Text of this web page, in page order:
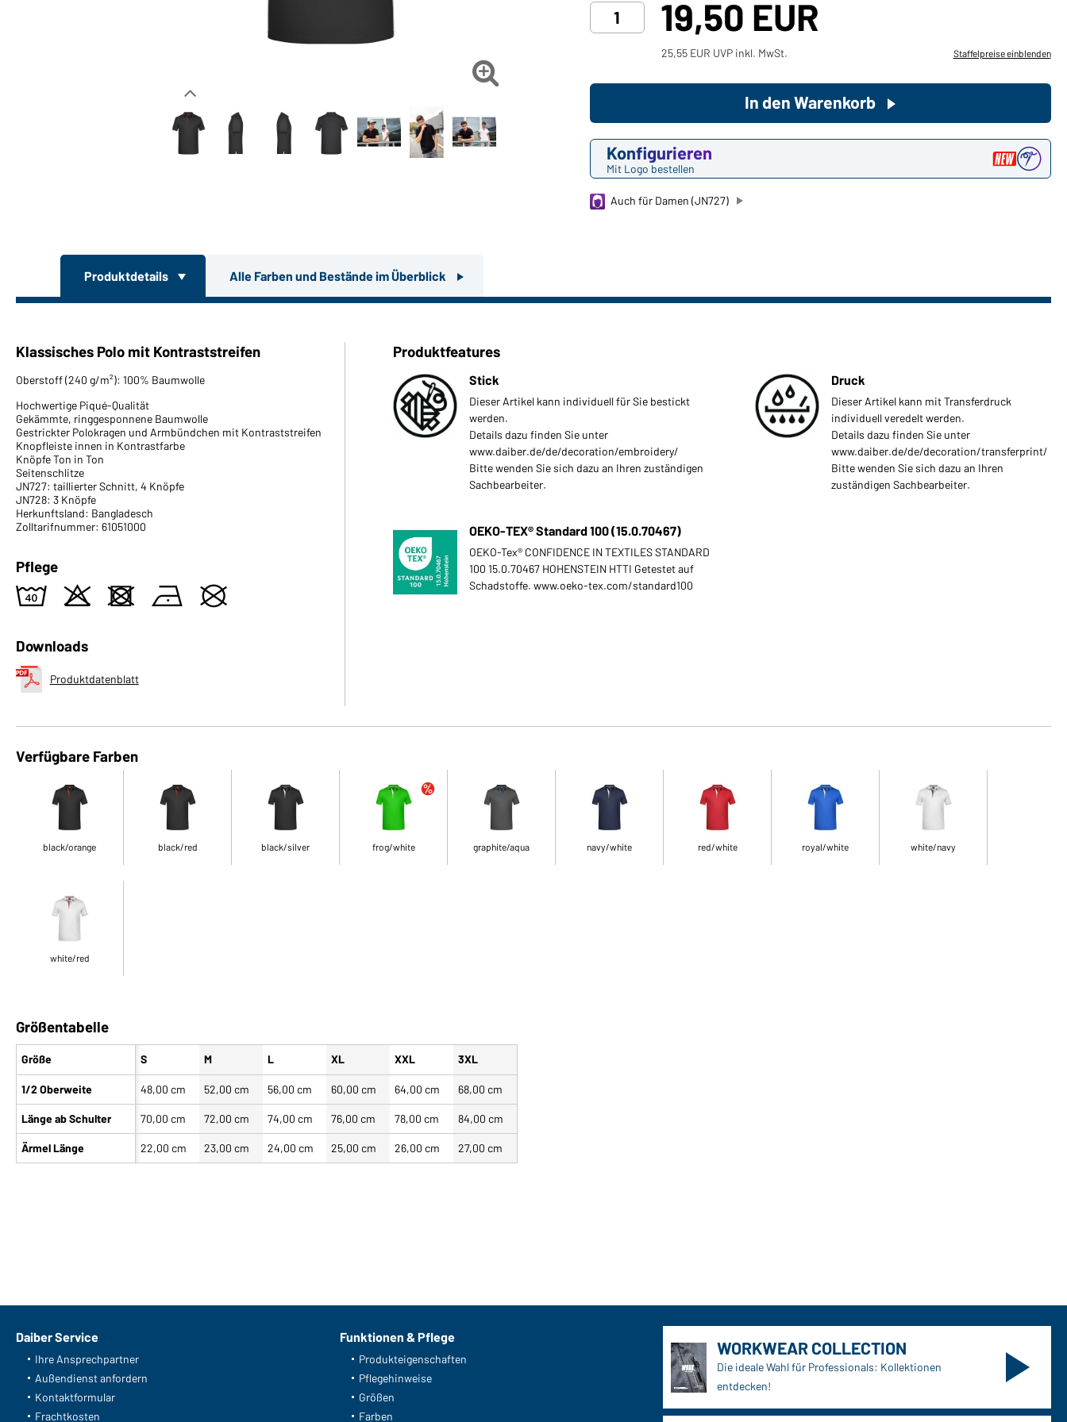
privaten Bedarf einkaufen?
Hier geht's zu unserem
Endkundenshop

19,50 EUR
25,55 EUR UVP inkl. MwSt. Staffelpreise einblenden
Konfigurieren
Mit Logo bestellen
In den Warenkorb
Auch für Damen (JN727)
Produktdetails Alle Farben und Bestände im Überblick
Klassisches Polo mit Kontraststreifen
Oberstoff (240 g/m²): 100% Baumwolle
Hochwertige Piqué-Qualität
Gekämmte, ringgesponnene Baumwolle
Gestrickter Polokragen und Armbündchen mit Kontraststreifen
Knopfleiste innen in Kontrastfarbe
Knöpfe Ton in Ton
Seitenschlitze
JN727: taillierter Schnitt, 4 Knöpfe
JN728: 3 Knöpfe
Herkunftsland: Bangladesch
Zolltarifnummer: 61051000
Pflege
8 o d n U
Downloads
Produktdatenblatt
Produktfeatures
Stick
Dieser Artikel kann individuell für Sie bestickt
werden.
Details dazu finden Sie unter
www.daiber.de/de/decoration/embroidery/
Bitte wenden Sie sich dazu an Ihren zuständigen
Sachbearbeiter.
Druck
Dieser Artikel kann mit Transferdruck
individuell veredelt werden.
Details dazu finden Sie unter
www.daiber.de/de/decoration/transferprint/
Bitte wenden Sie sich dazu an Ihren
zuständigen Sachbearbeiter.
OEKO-TEX® Standard 100 (15.0.70467)
OEKO-Tex® CONFIDENCE IN TEXTILES STANDARD
100 15.0.70467 HOHENSTEIN HTTI Getestet auf
Schadstoffe. www.oeko-tex.com/standard100
Verfügbare Farben
black/orange black/red black/silver frog/white graphite/aqua navy/white red/white royal/white white/navy
white/red
Größentabelle
Größe
1/2 Oberweite
Länge ab Schulter
Ärmel Länge
S M L XL XXL 3XL
48,00 cm 52,00 cm 56,00 cm 60,00 cm 64,00 cm 68,00 cm
70,00 cm 72,00 cm 74,00 cm 76,00 cm 78,00 cm 84,00 cm
22,00 cm 23,00 cm 24,00 cm 25,00 cm 26,00 cm 27,00 cm
Daiber Service
Ihre Ansprechpartner
Außendienst anfordern
Kontaktformular
Frachtkosten
Funktionen & Pflege
Produkteigenschaften
Pflegehinweise
Größen
Farben
WORKWEAR COLLECTION
Die ideale Wahl für Professionals: Kollektionen
entdecken!